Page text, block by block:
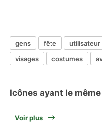
gens fête utilisateur
visages
costumes
Icônes ayant le
Voir plus